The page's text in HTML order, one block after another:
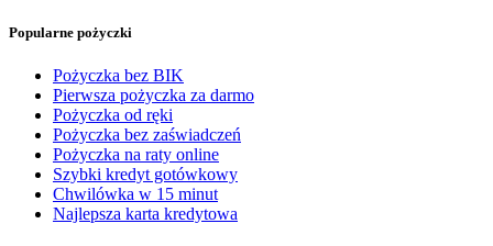
Popularne pożyczki
Pożyczka bez BIK
Pierwsza pożyczka za darmo
Pożyczka od ręki
Pożyczka bez zaświadczeń
Pożyczka na raty online
Szybki kredyt gotówkowy
Chwilówka w 15 minut
Najlepsza karta kredytowa